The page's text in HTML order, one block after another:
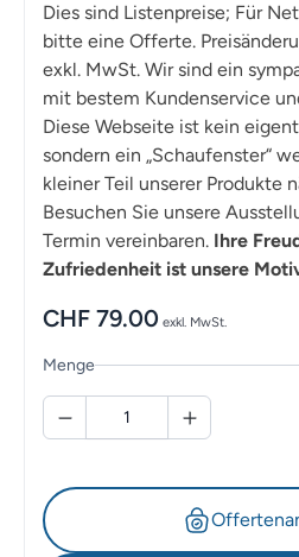
Dies sind Listenpreise; Für
bitte eine Offerte.
exkl. MwSt. Wir sind ein
mit bestem Kundenservice
Diese Webseite ist kein
sondern ein „Schaufenster“
kleiner Teil unserer Produkte
Besuchen Sie unsere
Termin vereinbaren. Ihre
Zufriedenheit ist unsere
CHF 79.00 exkl. MwSt.
Menge